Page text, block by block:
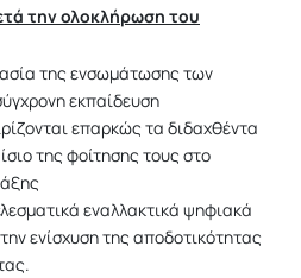
την ολοκλήρωση του
της ενσωμάτωσης των
εκπαίδευση
επαρκώς τα διδαχθέντα
της φοίτησης τους στο
εναλλακτικά ψηφιακά
ενίσχυση της αποδοτικότητας